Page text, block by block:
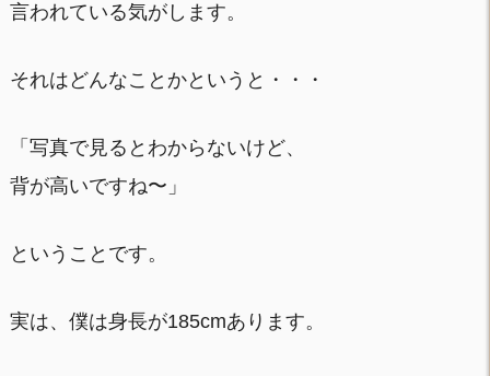
言われている気がします。
それはどんなことかというと・・・
「写真で見るとわからないけど、
背が高いですね〜」
ということです。
実は、僕は身長が185cmあります。